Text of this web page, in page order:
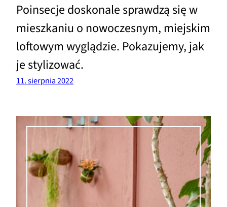
Poinsecje doskonale sprawdzą się w
mieszkaniu o nowoczesnym, miejskim
loftowym wyglądzie. Pokazujemy, jak
je stylizować.
11. sierpnia 2022